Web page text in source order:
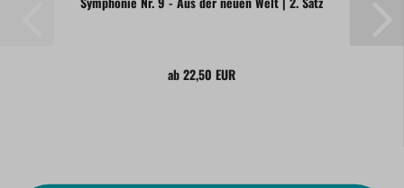
ab 22,50 EUR